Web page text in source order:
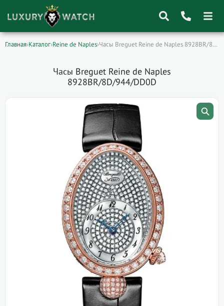
Главная›Каталог›Reine de Naples› Часы Breguet Reine de Naples 8928BR/8D/944/DD0D
Часы Breguet Reine de Naples
8928BR/8D/944/DD0D